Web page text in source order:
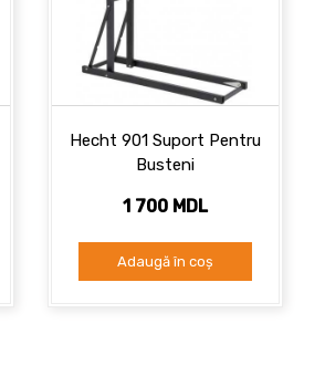
Hecht 901 Suport Pentru
Busteni
1 700 MDL
Adaugă în coș